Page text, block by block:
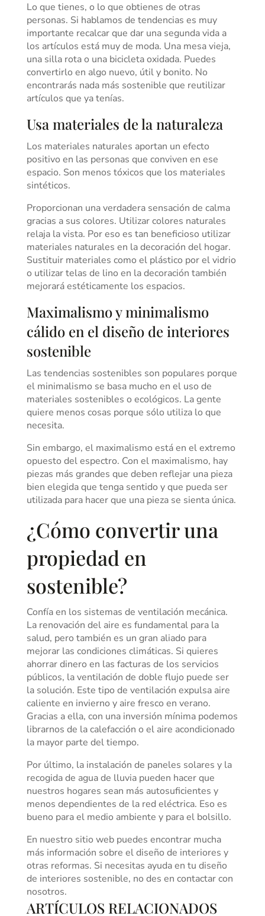
Lo que tienes, o lo que obtienes de otras
personas. Si hablamos de tendencias es muy
importante recalcar que dar una segunda vida a
los artículos está muy de moda. Una mesa vieja,
una silla rota o una bicicleta oxidada. Puedes
convertirlo en algo nuevo, útil y bonito. No
encontrarás nada más sostenible que reutilizar
artículos que ya tenías.
Usa materiales de la naturaleza
Los materiales naturales aportan un efecto
positivo en las personas que conviven en ese
espacio. Son menos tóxicos que los materiales
sintéticos.
Proporcionan una verdadera sensación de calma
gracias a sus colores. Utilizar colores naturales
relaja la vista. Por eso es tan beneficioso utilizar
materiales naturales en la decoración del hogar.
Sustituir materiales como el plástico por el vidrio
o utilizar telas de lino en la decoración también
mejorará estéticamente los espacios.
Maximalismo y minimalismo
cálido en el diseño de interiores
sostenible
Las tendencias sostenibles son populares porque
el minimalismo se basa mucho en el uso de
materiales sostenibles o ecológicos. La gente
quiere menos cosas porque sólo utiliza lo que
necesita.
Sin embargo, el maximalismo está en el extremo
opuesto del espectro. Con el maximalismo, hay
piezas más grandes que deben reflejar una pieza
bien elegida que tenga sentido y que pueda ser
utilizada para hacer que una pieza se sienta única.
¿Cómo convertir una
propiedad en
sostenible?
Confía en los sistemas de ventilación mecánica.
La renovación del aire es fundamental para la
salud, pero también es un gran aliado para
mejorar las condiciones climáticas. Si quieres
ahorrar dinero en las facturas de los servicios
públicos, la ventilación de doble flujo puede ser
la solución. Este tipo de ventilación expulsa aire
caliente en invierno y aire fresco en verano.
Gracias a ella, con una inversión mínima podemos
librarnos de la calefacción o el aire acondicionado
la mayor parte del tiempo.
Por último, la instalación de paneles solares y la
recogida de agua de lluvia pueden hacer que
nuestros hogares sean más autosuficientes y
menos dependientes de la red eléctrica. Eso es
bueno para el medio ambiente y para el bolsillo.
En nuestro sitio web puedes encontrar mucha
más información sobre el diseño de interiores y
otras reformas. Si necesitas ayuda en tu diseño
de interiores sostenible, no des en contactar con
nosotros.
ARTÍCULOS RELACIONADOS